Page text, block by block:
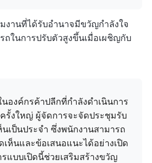
งานที่ได้รับอำนาจมีขวัญกำลังใจ
ถในการปรับตัวสูงขึ้นเมื่อเผชิญกับ
นองค์กรค้าปลีกที่กำลังดำเนินการ
รั้งใหญ่ ผู้จัดการจะจัดประชุมรับ
เป็นประจำ ซึ่งพนักงานสามารถ
ห็นและข้อเสนอแนะได้อย่างเปิด
รแบบเปิดนี้ช่วยเสริมสร้างขวัญ